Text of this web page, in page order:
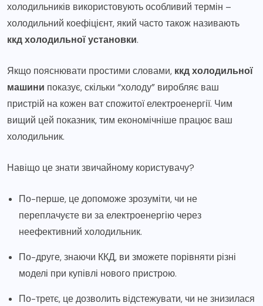
холодильників використовують особливий термін –
холодильний коефіцієнт, який часто також називають
ккд холодильної установки.
Якщо пояснювати простими словами, ккд холодильної
машини показує, скільки “холоду” виробляє ваш
пристрій на кожен ват спожитої електроенергії. Чим
вищий цей показник, тим економічніше працює ваш
холодильник.
Навіщо це знати звичайному користувачу?
По-перше, це допоможе зрозуміти, чи не
переплачуєте ви за електроенергію через
неефективний холодильник.
По-друге, знаючи ККД, ви зможете порівняти різні
моделі при купівлі нового пристрою.
По-третє, це дозволить відстежувати, чи не знизилася